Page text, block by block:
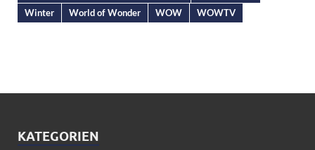
Winter
World of Wonder WOW WOWTV
KATEGORIEN